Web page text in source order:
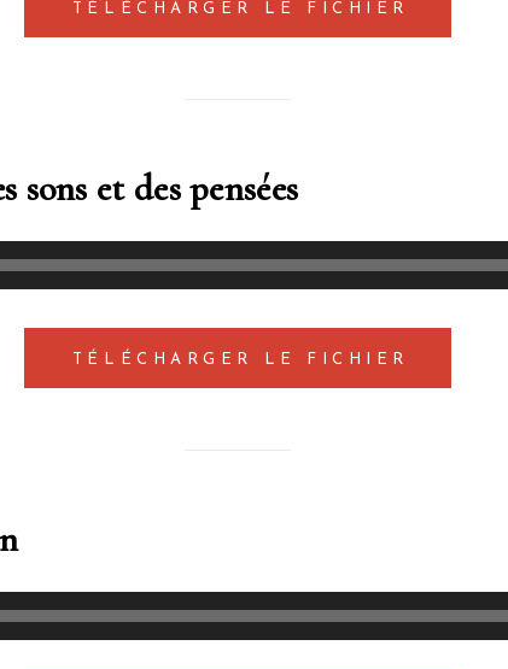
TÉLÉCHARGER LE FICHIER
sons et des pensées
TÉLÉCHARGER LE FICHIER